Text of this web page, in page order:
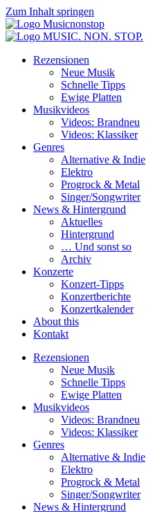
Zum Inhalt springen
Rezensionen
Neue Musik
Schnelle Tipps
Ewige Platten
Musikvideos
Videos: Brandneu
Videos: Klassiker
Genres
Alternative & Indie
Elektro
Progrock & Metal
Singer/Songwriter
News & Hintergrund
Aktuelles
Hintergrund
… Und sonst so
Archiv
Konzerte
Konzert-Tipps
Konzertberichte
Konzertkalender
About this
Kontakt
Rezensionen
Neue Musik
Schnelle Tipps
Ewige Platten
Musikvideos
Videos: Brandneu
Videos: Klassiker
Genres
Alternative & Indie
Elektro
Progrock & Metal
Singer/Songwriter
News & Hintergrund